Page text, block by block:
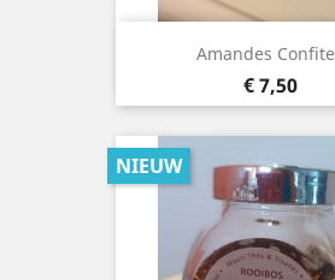
Amandes
Prijs
€ 7,50
NIEUW